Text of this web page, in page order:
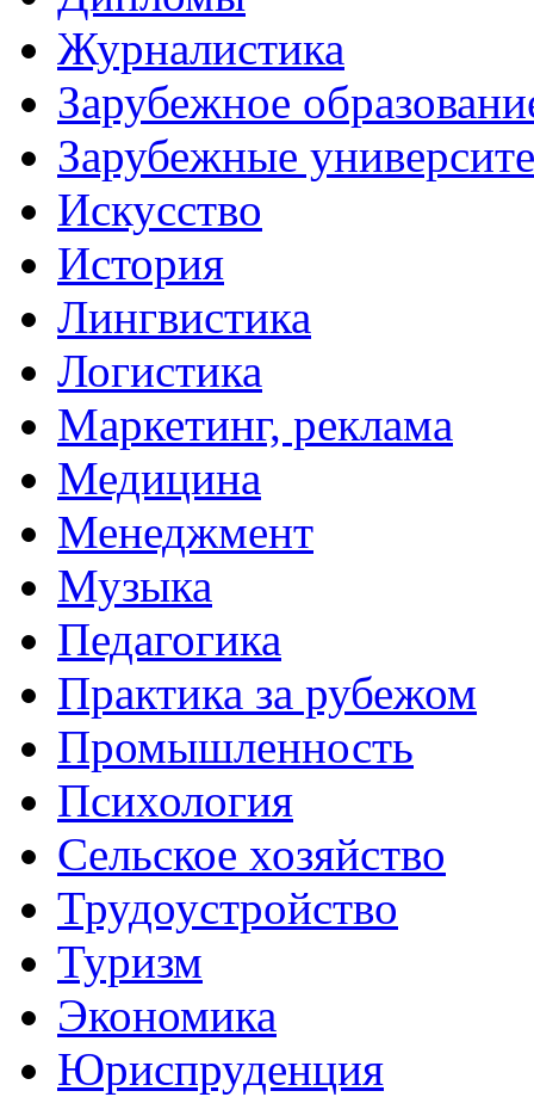
Журналистика
Зарубежное
Зарубежные
Искусство
История
Лингвистика
Логистика
Маркетинг, реклама
Медицина
Менеджмент
Музыка
Педагогика
Практика за рубежом
Промышленность
Психология
Сельское хозяйство
Трудоустройство
Туризм
Экономика
Юриспруденция